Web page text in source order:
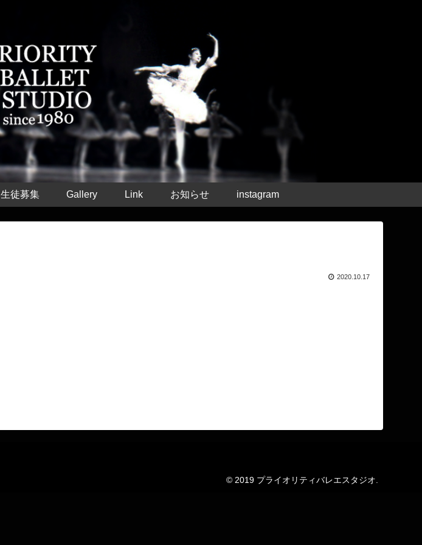
生徒募集 Gallery Link お知らせ instagram
2020.10.17
© 2019 プライオリティバレエスタジオ.